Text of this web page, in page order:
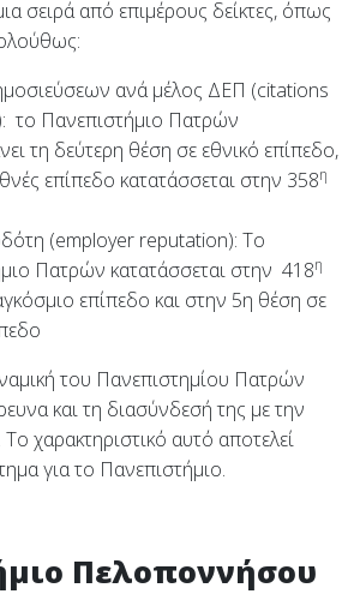
σειρά από επιμέρους δείκτες, όπως
ανά μέλος ΔΕΠ (citations
το Πανεπιστήμιο Πατρών
τη δεύτερη θέση σε εθνικό επίπεδο,
επίπεδο κατατάσσεται στην 358η
(employer reputation): Το
Πατρών κατατάσσεται στην 418η
επίπεδο και στην 5η θέση σε
του Πανεπιστημίου Πατρών
και τη διασύνδεσή της με την
Το χαρακτηριστικό αυτό αποτελεί
για το Πανεπιστήμιο.
Πελοποννήσου